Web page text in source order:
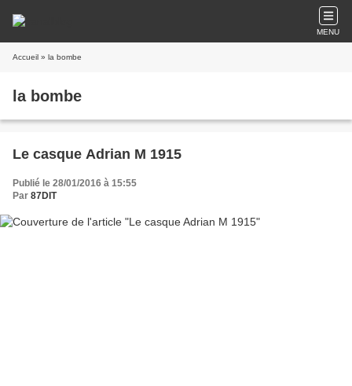
MENU
Accueil » la bombe
la bombe
Le casque Adrian M 1915
Publié le 28/01/2016 à 15:55
Par 87DIT